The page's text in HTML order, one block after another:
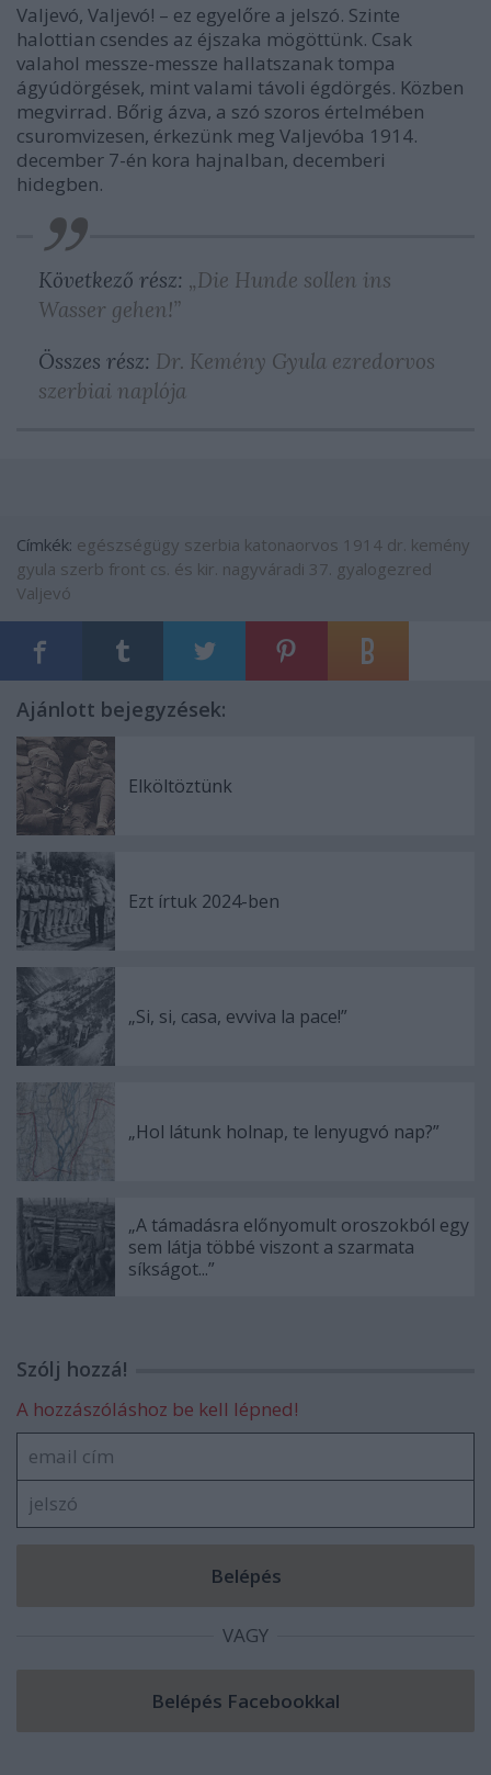
Valjevó, Valjevó! – ez egyelőre a jelszó. Szinte
halottian csendes az éjszaka mögöttünk. Csak
valahol messze-messze hallatszanak tompa
ágyúdörgések, mint valami távoli égdörgés. Közben
megvirrad. Bőrig ázva, a szó szoros értelmében
csuromvizesen, érkezünk meg Valjevóba 1914.
december 7-én kora hajnalban, decemberi
hidegben.
Következő rész: „Die Hunde sollen ins
Wasser gehen!”
Összes rész: Dr. Kemény Gyula ezredorvos
szerbiai naplója
Címkék: egészségügy szerbia katonaorvos 1914 dr. kemény
gyula szerb front cs. és kir. nagyváradi 37. gyalogezred
Valjevó
Ajánlott bejegyzések:
Elköltöztünk
Ezt írtuk 2024-ben
„Si, si, casa, evviva la pace!”
„Hol látunk holnap, te lenyugvó nap?”
„A támadásra előnyomult oroszokból egy
sem látja többé viszont a szarmata
síkságot...”
Szólj hozzá!
A hozzászóláshoz be kell lépned!
VAGY